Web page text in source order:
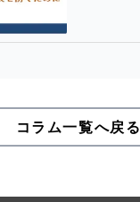
コラム一覧へ戻る